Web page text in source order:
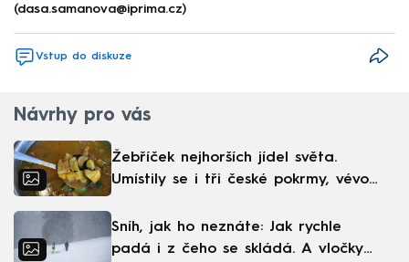
(dasa.samanova@iprima.cz)
Vstup do diskuze
Návrhy pro vás
Žebříček nejhorších jídel světa.
Umístily se i tři české pokrmy, vévodí
Sníh, jak ho neznáte: Jak rychle
padá i z čeho se skládá. A vločky